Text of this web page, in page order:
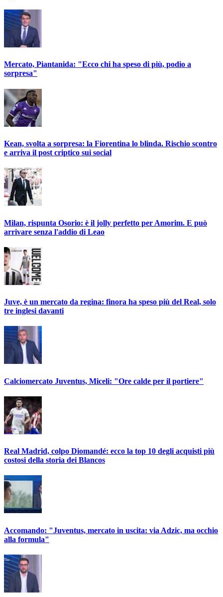
Mercato, Piantanida: "Ecco chi ha speso di più, podio a
sorpresa"
Kean, svolta a sorpresa: la Fiorentina lo blinda. Rischio scontro
e arriva il post criptico sui social
Milan, rispunta Osorio: è il jolly perfetto per Amorim. E può
arrivare senza l'addio di Leao
Juve, è un mercato da regina: finora ha speso più del Real, solo
tre inglesi davanti
Calciomercato Juventus, Miceli: "Ore calde per il portiere"
Real Madrid, colpo Diomandé: ecco la top 10 degli acquisti più
costosi della storia dei Blancos
Accomando: "Juventus, mercato in uscita: via Adzic, ma occhio
alla formula"